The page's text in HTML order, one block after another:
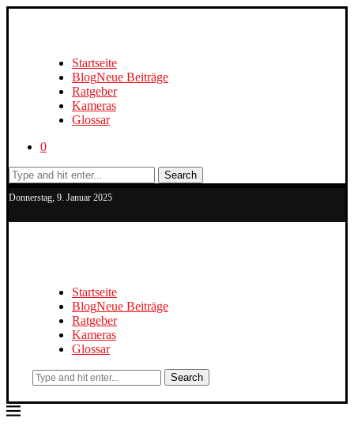
Startseite
BlogNeue Beiträge
Ratgeber
Kameras
Glossar
0
Search
Donnerstag, 9. Januar 2025
Startseite
BlogNeue Beiträge
Ratgeber
Kameras
Glossar
Search